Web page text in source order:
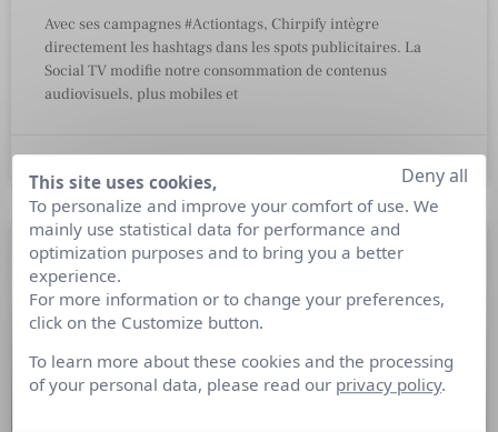
Avec ses campagnes #Actiontags, Chirpify intègre
directement les hashtags dans les spots publicitaires. La
Social TV modifie notre consommation de contenus
audiovisuels, plus mobiles et
This site uses cookies,
To personalize and improve your comfort of use. We
mainly use statistical data for performance and
optimization purposes and to bring you a better
experience.
For more information or to change your preferences,
click on the Customize button.
To learn more about these cookies and the processing
of your personal data, please read our privacy policy.
Deny all